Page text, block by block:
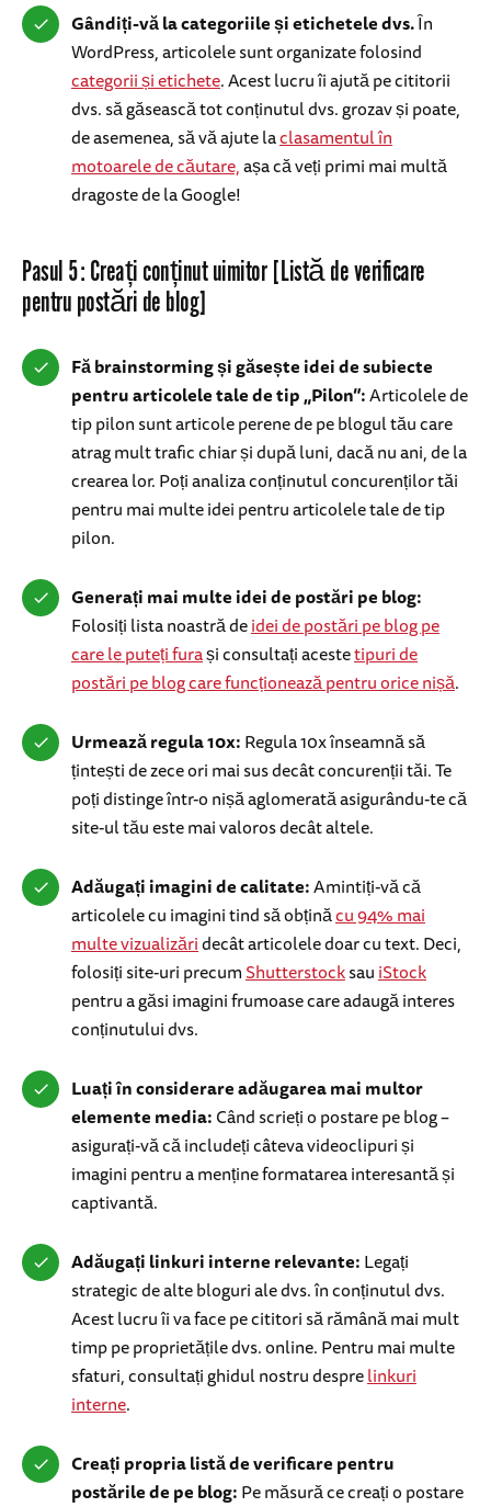
Gândiți-vă la categoriile și etichetele dvs.În
WordPress, articolele sunt organizate folosind
categorii și etichete. Acest lucru îi ajută pe cititorii
dvs. să găsească tot conținutul dvs. grozav și poate,
de asemenea, să vă ajute laclasamentul în
motoarele de căutare,așa că veți primi mai multă
dragoste de la Google!
Pasul 5: Creați conținut uimitor [Listă de verificare
pentru postări de blog]
Fă brainstorming și găsește idei de subiecte
pentru articolele tale de tip „Pilon”:Articolele de
tip pilon sunt articole perene de pe blogul tău care
atrag mult trafic chiar și după luni, dacă nu ani, de la
crearea lor. Poți analiza conținutul concurenților tăi
pentru mai multe idei pentru articolele tale de tip
pilon.
Generați mai multe idei de postări pe blog:
Folosiți lista noastră deidei de postări pe blog pe
care le puteți furași consultați acestetipuri de
postări pe blog care funcționează pentru orice nișă.
Urmează regula 10x:Regula 10x înseamnă să
țintești de zece ori mai sus decât concurenții tăi. Te
poți distinge într-o nișă aglomerată asigurându-te că
site-ul tău este mai valoros decât altele.
Adăugați imagini de calitate:Amintiți-vă că
articolele cu imagini tind să obținăcu 94% mai
multe vizualizăridecât articolele doar cu text. Deci,
folosiți site-uri precumShutterstocksauiStock
pentru a găsi imagini frumoase care adaugă interes
conținutului dvs.
Luați în considerare adăugarea mai multor
elemente media:Când scrieți o postare pe blog –
asigurați-vă că includeți câteva videoclipuri și
imagini pentru a menține formatarea interesantă și
captivantă.
Adăugați linkuri interne relevante:Legați
strategic de alte bloguri ale dvs. în conținutul dvs.
Acest lucru îi va face pe cititori să rămână mai mult
timp pe proprietățile dvs. online. Pentru mai multe
sfaturi, consultați ghidul nostru desprelinkuri
interne.
Creați propria listă de verificare pentru
postările de pe blog:Pe măsură ce creați o postare